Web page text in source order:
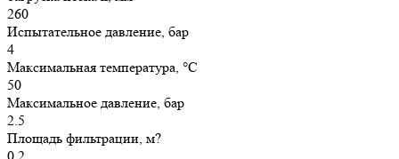
260
Испытательное давление, бар
4
Максимальная температура, °С
50
Максимальное давление, бар
2.5
Площадь фильтрации, м?